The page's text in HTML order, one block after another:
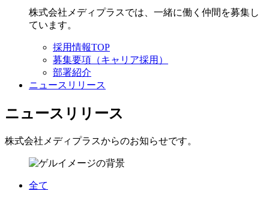
株式会社メディプラスでは、一緒に働く仲間を募集し
ています。
採用情報TOP
募集要項（キャリア採用）
部署紹介
ニュースリリース
ニュースリリース
株式会社メディプラスからのお知らせです。
全て